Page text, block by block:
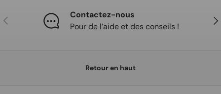
Précédent
Contactez-nous
Pour de l’aide et des conseils !
Retour en haut